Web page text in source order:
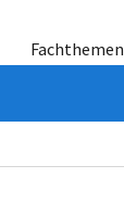
Fachthemen